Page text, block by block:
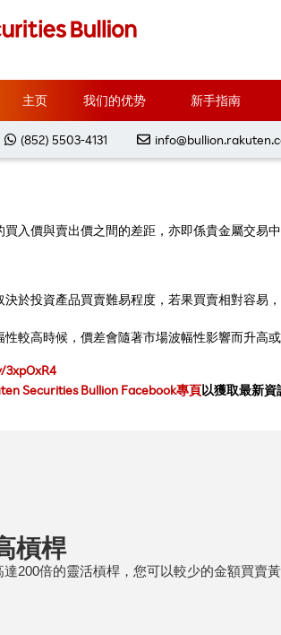
主页 我们的优势 新手指南
(852) 5503-4131
金銀買賣小教室
室】
買賣差價知多啲!
買入價與賣出價之間的差距，亦即係貴金屬交易
決於投資產品買賣難易程度，若果買賣相對容
較高時候，價差會隨著市場波幅性影響而升高或
Securities Bullion Facebook專頁以獲取最新資
槓桿
達200倍的靈活槓桿，您可以較少的金額買賣黃